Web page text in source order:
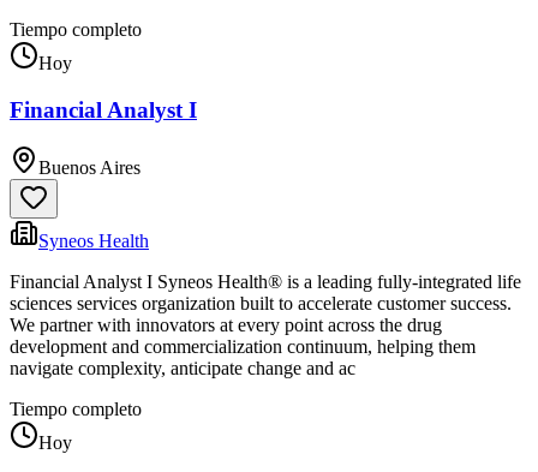
Tiempo completo
Hoy
Financial Analyst I
Buenos Aires
Syneos Health
Financial Analyst I Syneos Health® is a leading fully-integrated life
sciences services organization built to accelerate customer success.
We partner with innovators at every point across the drug
development and commercialization continuum, helping them
navigate complexity, anticipate change and ac
Tiempo completo
Hoy